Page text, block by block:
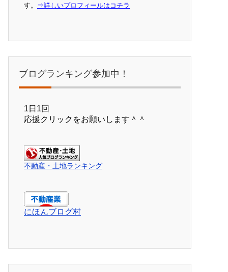
す。 ⇒詳しいプロフィールはコチラ
ブログランキング参加中！
1日1回
応援クリックをお願いします＾＾
不動産・土地ランキング
にほんブログ村